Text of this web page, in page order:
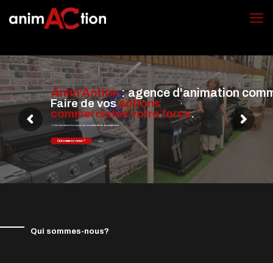
Faire de vosactions
commerciales votre force.
C’est vous donner les moyens de vos ambitions de développement
Qui sommes-nous ?
Anim'Action: agence d'animation
Qui sommes-nous?